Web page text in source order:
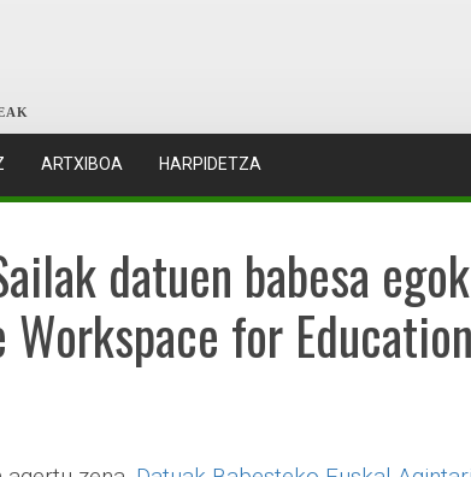
ARTXIBOA HARPIDETZA
datuen babesa
Workspace for